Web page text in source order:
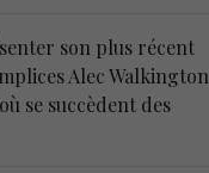
son plus récent
Alec Walkington
se succèdent des